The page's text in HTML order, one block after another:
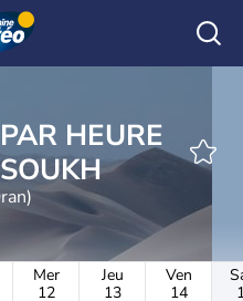
HEURE
Mer
12
Jeu
13
Ven
14